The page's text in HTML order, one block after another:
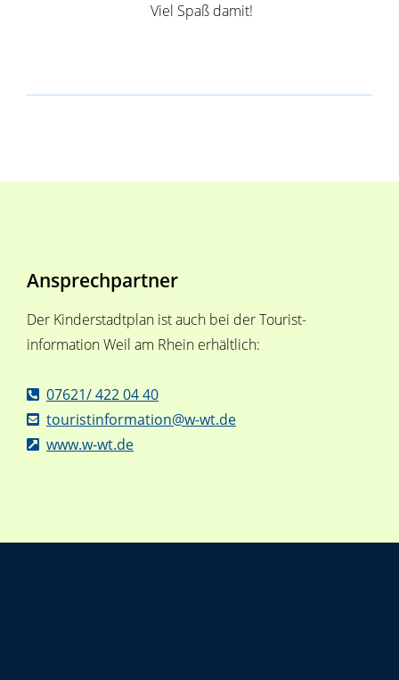
Viel Spaß damit!
Ansprechpartner
Der Kinderstadtplan ist auch bei der Tourist-
information Weil am Rhein erhältlich:
07621/ 422 04 40
touristinformation@w-wt.de
www.w-wt.de